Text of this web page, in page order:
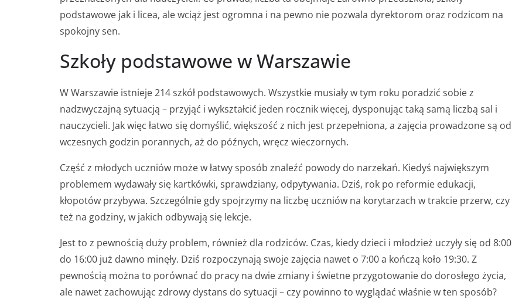
podstawowe jak i licea, ale wciąż jest ogromna i na pewno nie pozwala dyrektorom oraz rodzicom na
spokojny sen.
Szkoły podstawowe w Warszawie
W Warszawie istnieje 214 szkół podstawowych. Wszystkie musiały w tym roku poradzić sobie z
nadzwyczajną sytuacją – przyjąć i wykształcić jeden rocznik więcej, dysponując taką samą liczbą sal i
nauczycieli. Jak więc łatwo się domyślić, większość z nich jest przepełniona, a zajęcia prowadzone są od
wczesnych godzin porannych, aż do późnych, wręcz wieczornych.
Część z młodych uczniów może w łatwy sposób znaleźć powody do narzekań. Kiedyś największym
problemem wydawały się kartkówki, sprawdziany, odpytywania. Dziś, rok po reformie edukacji,
kłopotów przybywa. Szczególnie gdy spojrzymy na liczbę uczniów na korytarzach w trakcie przerw, czy
też na godziny, w jakich odbywają się lekcje.
Jest to z pewnością duży problem, również dla rodziców. Czas, kiedy dzieci i młodzież uczyły się od 8:00
do 16:00 już dawno minęły. Dziś rozpoczynają swoje zajęcia nawet o 7:00 a kończą koło 19:30. Z
pewnością można to porównać do pracy na dwie zmiany i świetne przygotowanie do dorosłego życia,
ale nawet zachowując zdrowy dystans do sytuacji – czy powinno to wyglądać właśnie w ten sposób?